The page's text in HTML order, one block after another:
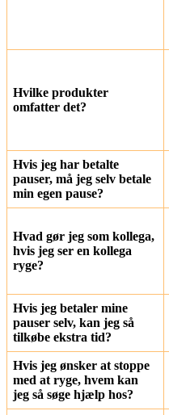
Hvilke produkter
omfatter det?
Hvis jeg har betalte
pauser, må jeg selv betale
min egen pause?
Hvad gør jeg som kollega,
hvis jeg ser en kollega
ryge?
Hvis jeg betaler mine
pauser selv, kan jeg så
tilkøbe ekstra tid?
Hvis jeg ønsker at stoppe
med at ryge, hvem kan
jeg så søge hjælp hos?